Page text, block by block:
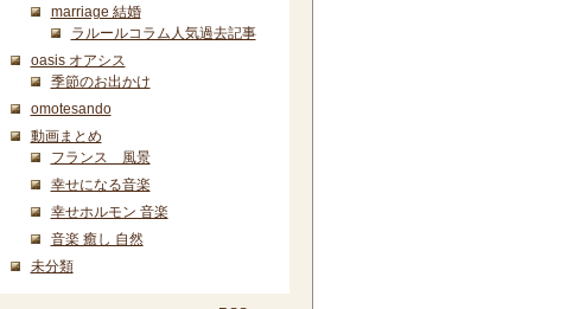
marriage 結婚
ラルールコラム人気過去記事
oasis オアシス
季節のお出かけ
omotesando
動画まとめ
フランス 風景
幸せになる音楽
幸せホルモン 音楽
音楽 癒し 自然
未分類